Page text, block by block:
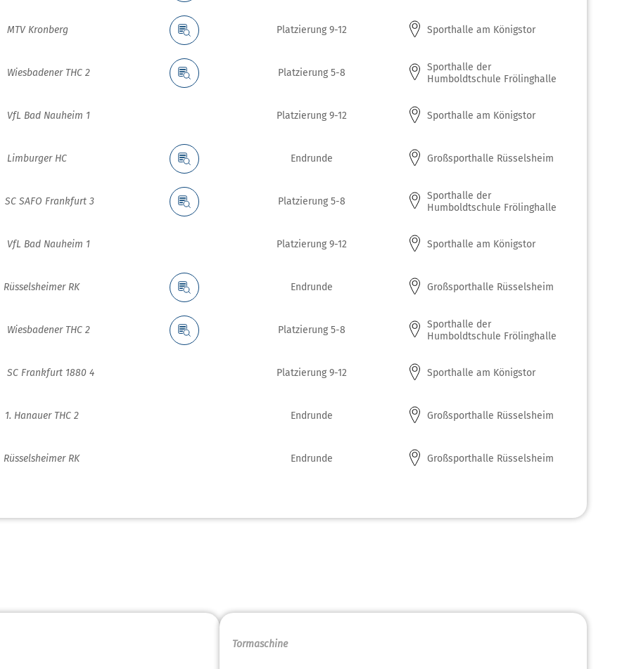
MTV Kronberg Platzierung 9-12 Sporthalle am Königstor
Wiesbadener THC 2 Platzierung 5-8
Sporthalle der
Humboldtschule Frölinghalle
VfL Bad Nauheim 1 Platzierung 9-12 Sporthalle am Königstor
Limburger HC Endrunde Großsporthalle Rüsselsheim
SC SAFO Frankfurt 3 Platzierung 5-8
Sporthalle der
Humboldtschule Frölinghalle
VfL Bad Nauheim 1 Platzierung 9-12 Sporthalle am Königstor
Rüsselsheimer RK Endrunde Großsporthalle Rüsselsheim
Wiesbadener THC 2 Platzierung 5-8
Sporthalle der
Humboldtschule Frölinghalle
SC Frankfurt 1880 4 Platzierung 9-12 Sporthalle am Königstor
1. Hanauer THC 2 Endrunde Großsporthalle Rüsselsheim
Rüsselsheimer RK Endrunde Großsporthalle Rüsselsheim
Tormaschine